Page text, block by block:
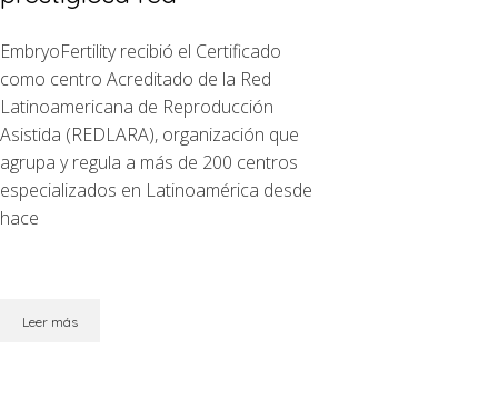
EmbryoFertility recibió el Certificado
como centro Acreditado de la Red
Latinoamericana de Reproducción
Asistida (REDLARA), organización que
agrupa y regula a más de 200 centros
especializados en Latinoamérica desde
hace
Leer más